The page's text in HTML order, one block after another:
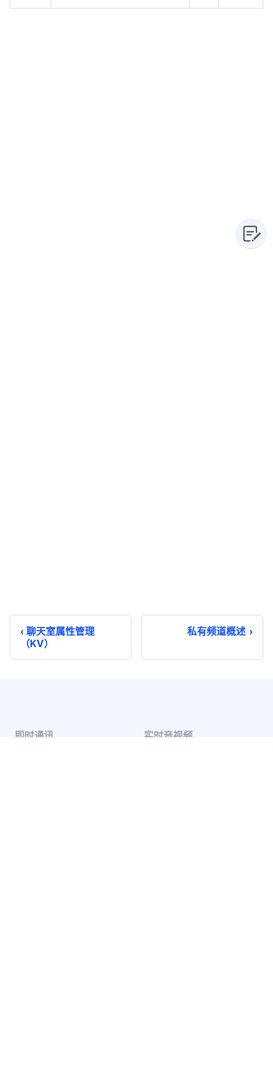
聊天室属性管理
（KV）
私有频道概述
即时通讯 实时音视频